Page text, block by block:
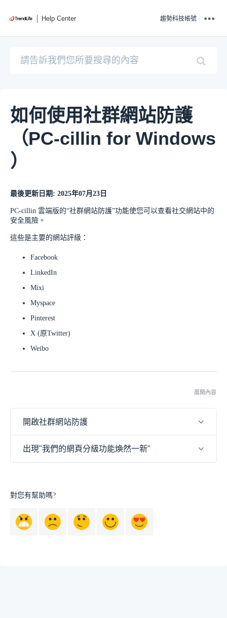
Help Center 趨勢科技帳號
如何使用社群網站防護
（PC-cillin for Windows
）
最後更新日期: 2025年07月23日
PC-cillin 雲端版的“社群網站防護”功能使您可以查看社交網站中的
安全風險。
這些是主要的網站評級：
Facebook
LinkedIn
Mixi
Myspace
Pinterest
X (原Twitter)
Weibo
展開內容
開啟社群網站防護
出現"我們的網頁分級功能煥然一新"
對您有幫助嗎?